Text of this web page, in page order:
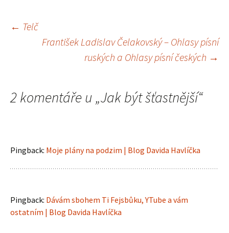
Navigace
příspěvek
← Telč
František Ladislav Čelakovský – Ohlasy písní
ruských a Ohlasy písní českých →
2 komentáře u „Jak být šťastnější“
Pingback: Moje plány na podzim | Blog Davida Havlíčka
Pingback: Dávám sbohem Ti Fejsbůku, YTube a vám
ostatním | Blog Davida Havlíčka